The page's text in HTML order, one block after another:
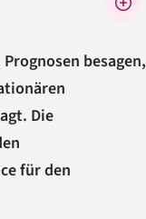
besagen,
Die
für den